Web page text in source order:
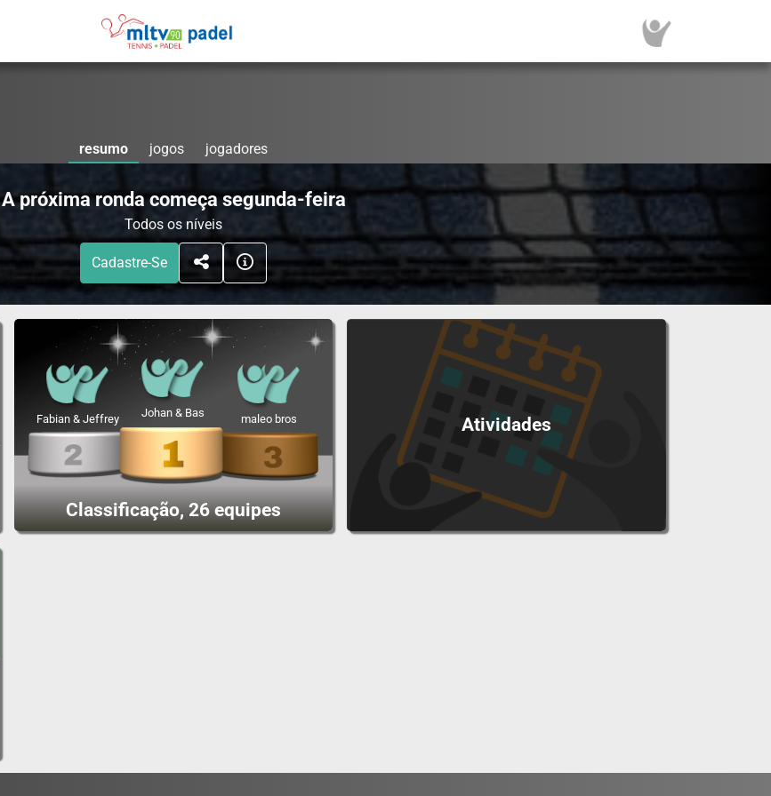
resumo jogos jogadores
A próxima ronda começa segunda-feira
Todos os níveis
Cadastre-Se
Classificação, 26 equipes
Johan & Bas
Fabian & Jeffrey maleo bros Atividades